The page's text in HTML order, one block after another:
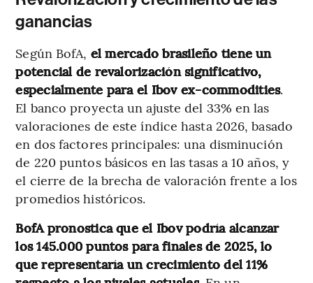
ganancias
Según BofA, el mercado brasileño tiene un
potencial de revalorización significativo,
especialmente para el Ibov ex-commodities.
El banco proyecta un ajuste del 33% en las
valoraciones de este índice hasta 2026, basado
en dos factores principales: una disminución
de 220 puntos básicos en las tasas a 10 años, y
el cierre de la brecha de valoración frente a los
promedios históricos.
BofA pronostica que el Ibov podría alcanzar
los 145.000 puntos para finales de 2025, lo
que representaría un crecimiento del 11%